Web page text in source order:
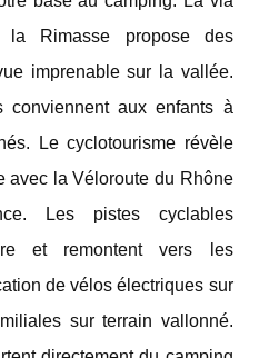
Rimasse propose des
imprenable sur la vallée.
conviennent aux enfants à
Le cyclotourisme révèle
avec la Véloroute du Rhône
Les pistes cyclables
et remontent vers les
de vélos électriques sur
sur terrain vallonné.